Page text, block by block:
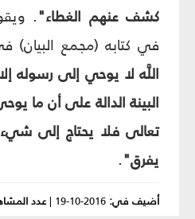
كشف عنهم الغطاء".
في كتابه (مجمع البيان)
اللَّه لا يوحي إلى رسوله
البينة الدالة على أن ما
تعالى فلا يحتاج إلى
يفرق".
أضيف في: 2016-10-19
|عدد